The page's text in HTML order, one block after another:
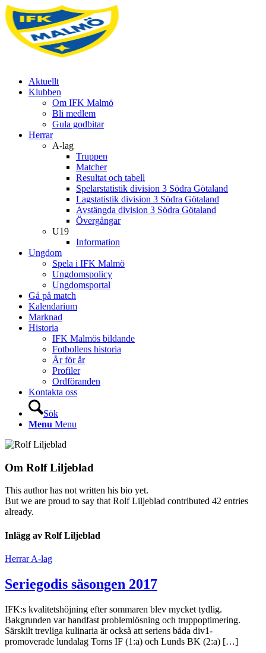
Aktuellt
Klubben
Om IFK Malmö
Bli medlem
Gula godbitar
Herrar
A-lag
Truppen
Matcher
Resultat och tabell
Spelarstatistik division 3 Södra Götaland
Lagstatistik division 3 Södra Götaland
Avstängda division 3 Södra Götaland
Övergångar
U19
Information
Ungdom
Spela i IFK Malmö
Ungdomspolicy
Ungdomsportal
Gå på match
Kalendarium
Marknad
Historia
IFK Malmös bildande
Fotbollens historia
År för år
Profiler
Ordföranden
Kontakta oss
Sök
Menu Menu
Om Rolf Liljeblad
This author has not written his bio yet.
But we are proud to say thatRolf Liljeblad contributed 42 entries
already.
Inlägg av Rolf Liljeblad
Herrar A-lag
Seriegodis säsongen 2017
IFK:s kvalitetshöjning efter sommaren blev mycket tydlig.
Bakgrunden var handfast problemlösning och truppoptimering.
Särskilt trevliga kulinaria är också att seriens båda div1-
promoverade lundalag Torns IF (1:a) och Lunds BK (2:a) […]